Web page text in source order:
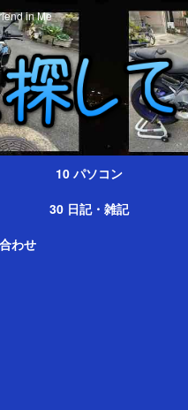
in Me
10 パソコン
30 日記・雑記
わせ